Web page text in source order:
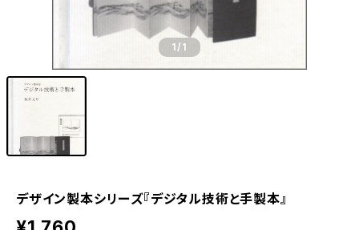
1/1
デザイン製本シリーズ『デジタル技術と手製本』